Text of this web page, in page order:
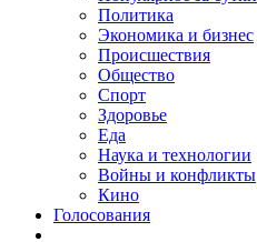
Политика
Экономика и бизнес
Происшествия
Общество
Спорт
Здоровье
Еда
Наука и технологии
Войны и конфликты
Кино
Голосования